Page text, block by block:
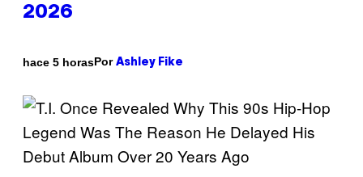
2026
hace 5 horasPor Ashley Fike